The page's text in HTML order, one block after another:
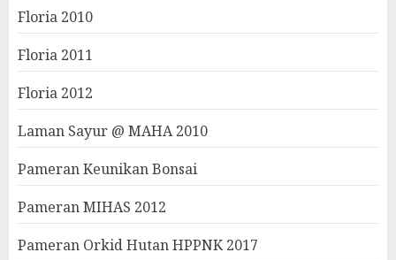
Floria 2010
Floria 2011
Floria 2012
Laman Sayur @ MAHA 2010
Pameran Keunikan Bonsai
Pameran MIHAS 2012
Pameran Orkid Hutan HPPNK 2017